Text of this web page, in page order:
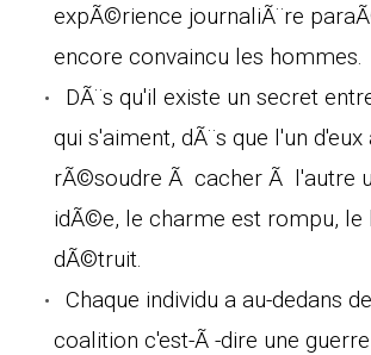
expÃ©rience journaliÃ¨re
encore convaincu les hommes.
DÃ¨s qu'il existe un secret
qui s'aiment, dÃ¨s que l'un d'eux
rÃ©soudre Ã cacher Ã l'autre
idÃ©e, le charme est rompu, le
dÃ©truit.
Chaque individu a au-dedans
coalition c'est-Ã -dire une